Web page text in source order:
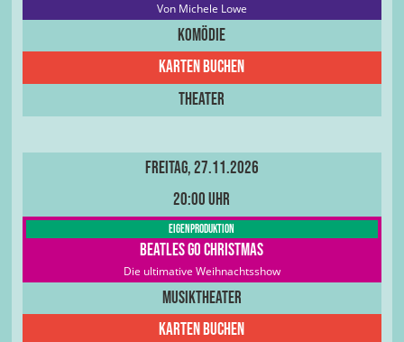
Von Michele Lowe
Komödie
Karten buchen
Theater
Freitag, 27.11.2026
20:00 Uhr
Eigenproduktion
Beatles go Christmas
Die ultimative Weihnachtsshow
Musiktheater
Karten buchen